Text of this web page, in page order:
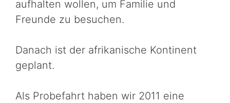
aufhalten wollen, um Familie und
Freunde zu besuchen.
Danach ist der afrikanische Kontinent
geplant.
Als Probefahrt haben wir 2011 eine